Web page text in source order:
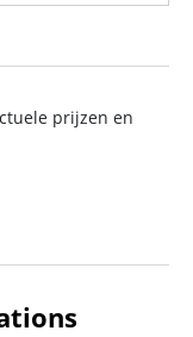
prijzen en